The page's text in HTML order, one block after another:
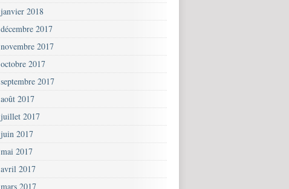
janvier 2018
décembre 2017
novembre 2017
octobre 2017
septembre 2017
août 2017
juillet 2017
juin 2017
mai 2017
avril 2017
mars 2017